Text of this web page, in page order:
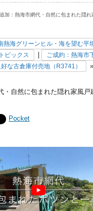
加：熱海市網代・自然に包まれた隠れ
熱海グリーンヒル・海を望む平
トピックス
ご成約：熱海市
な古倉庫付売地（R3741）
»
・自然に包まれた隠れ家風戸
Pocket